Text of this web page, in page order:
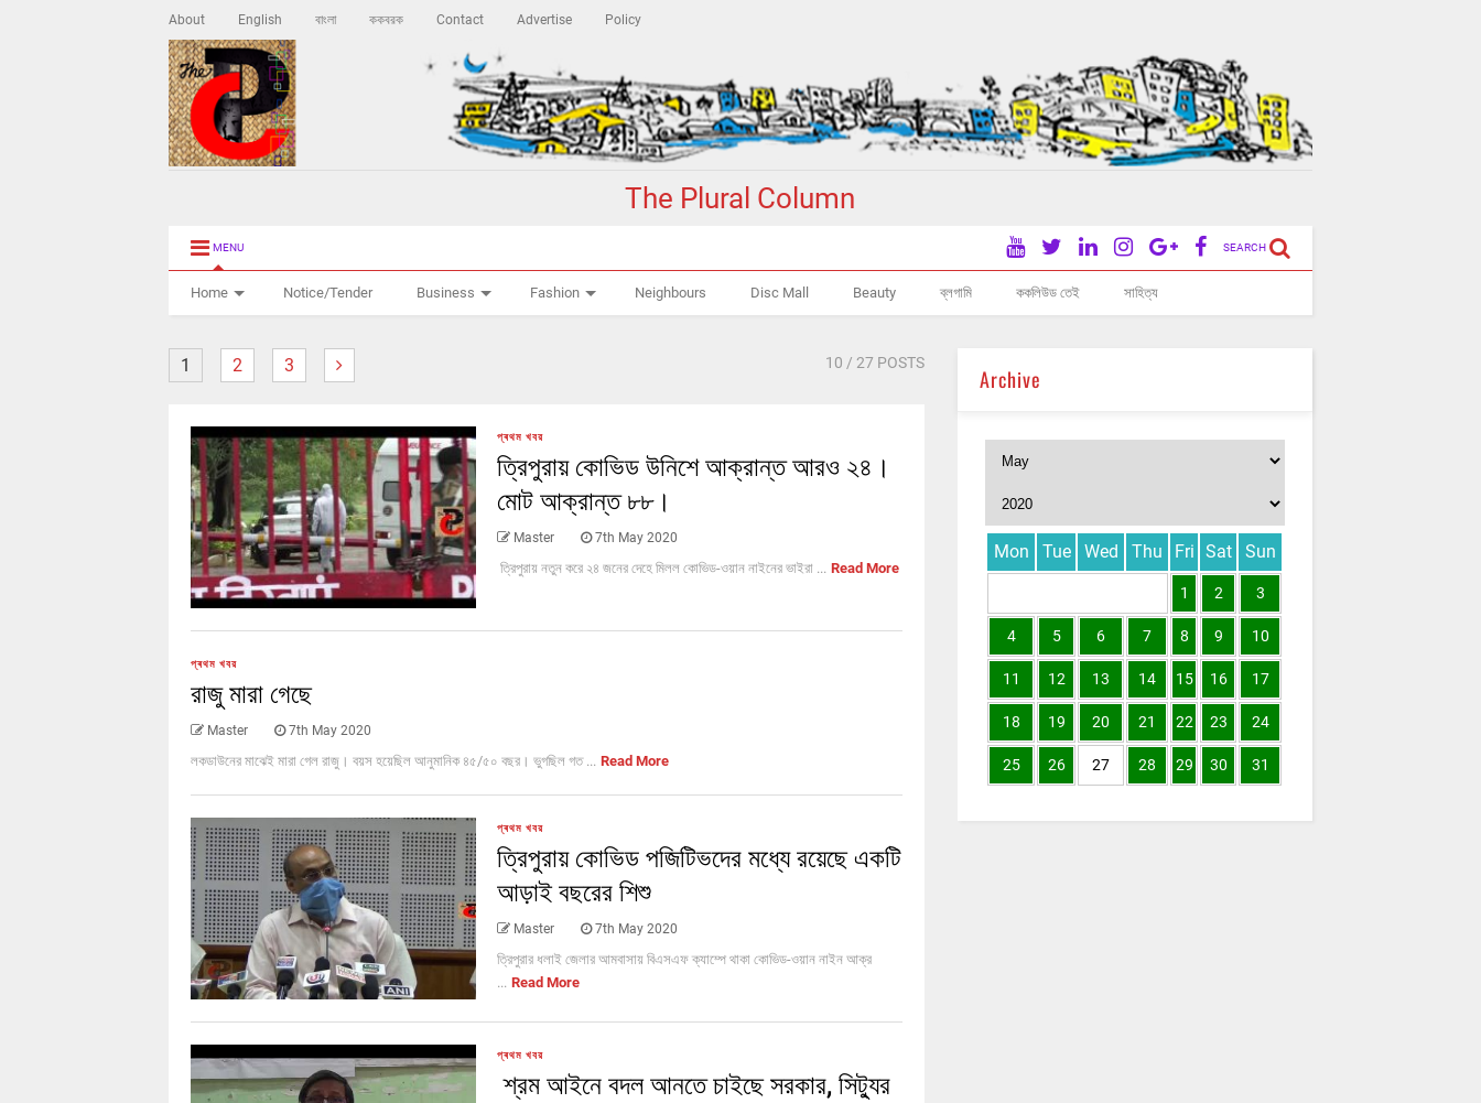
About English বাংলা ককবরক Contact Advertise Policy
The Plural Column
MENU SEARCH
Home Notice/Tender Business Fashion Neighbours Disc Mall Beauty ব্লগামি ককলিউড তেই সাহিত্য
1 2 3 10 / 27 POSTS
প্ৰথম খবর
ত্রিপুরায় কোভিড উনিশে আক্রান্ত আরও ২৪।
মোট আক্রান্ত ৮৮।
Master 7th May 2020
ত্রিপুরায় নতুন করে ২৪ জনের দেহে মিলল কোভিড-ওয়ান নাইনের ভাইরা ... Read More
প্ৰথম খবর
রাজু মারা গেছে
Master 7th May 2020
লকডাউনের মাঝেই মারা গেল রাজু। বয়স হয়েছিল আনুমানিক ৪৫/৫০ বছর। ভুগছিল গত ... Read More
প্ৰথম খবর
ত্রিপুরায় কোভিড পজিটিভদের মধ্যে রয়েছে একটি
আড়াই বছরের শিশু
Master 7th May 2020
ত্রিপুরার ধলাই জেলার আমবাসায় বিএসএফ ক্যাম্পে থাকা কোভিড-ওয়ান নাইন আক্র
... Read More
প্ৰথম খবর
শ্রম আইনে বদল আনতে চাইছে সরকার, সিট্যুর
Archive
Mon Tue Wed Thu Fri Sat Sun
1 2 3
4 5 6 7 8 9 10
11 12 13 14 15 16 17
18 19 20 21 22 23 24
25 26 27 28 29 30 31